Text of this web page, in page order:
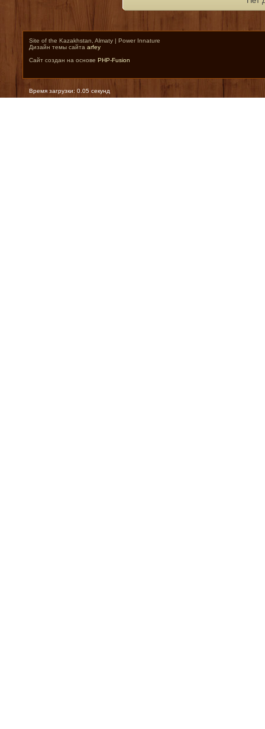
Site of the Kazakhstan, Almaty | Power Innature
Дизайн темы сайта arfey
Сайт создан на основе PHP-Fusion
Время загрузки: 0.05 секунд